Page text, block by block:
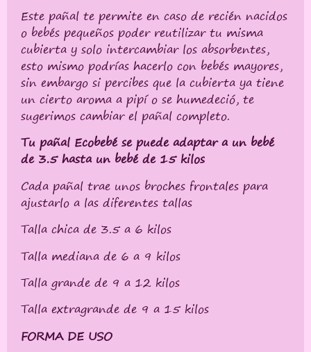
Este pañal te permite en caso de recién nacidos
o bebés pequeños poder reutilizar tu misma
cubierta y solo intercambiar los absorbentes,
esto mismo podrías hacerlo con bebés mayores,
sin embargo si percibes que la cubierta ya tiene
un cierto aroma a pipí o se humedeció, te
sugerimos cambiar el pañal completo.
Tu pañal Ecobebé se puede adaptar a un bebé
de 3.5 hasta un bebé de 15 kilos
Cada pañal trae unos broches frontales para
ajustarlo a las diferentes tallas
Talla chica de 3.5 a 6 kilos
Talla mediana de 6 a 9 kilos
Talla grande de 9 a 12 kilos
Talla extragrande de 9 a 15 kilos
FORMA DE USO